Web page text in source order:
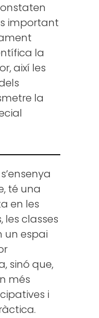
important
la
així les
la
té una
en les
les classes
un espai
sinó que,
més
i